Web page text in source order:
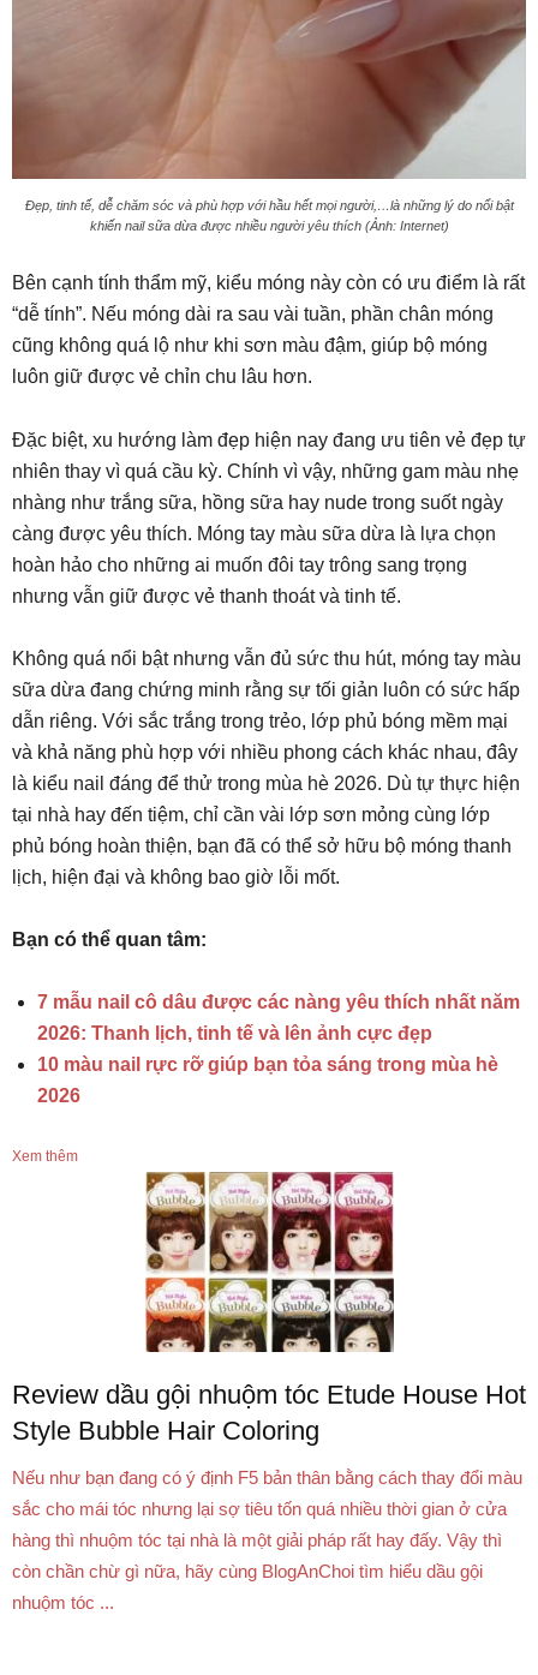
Đẹp, tinh tế, dễ chăm sóc và phù hợp với hầu hết mọi người,…là những lý do nổi bật
khiến nail sữa dừa được nhiều người yêu thích (Ảnh: Internet)
Bên cạnh tính thẩm mỹ, kiểu móng này còn có ưu điểm là rất
“dễ tính”. Nếu móng dài ra sau vài tuần, phần chân móng
cũng không quá lộ như khi sơn màu đậm, giúp bộ móng
luôn giữ được vẻ chỉn chu lâu hơn.
Đặc biệt, xu hướng làm đẹp hiện nay đang ưu tiên vẻ đẹp tự
nhiên thay vì quá cầu kỳ. Chính vì vậy, những gam màu nhẹ
nhàng như trắng sữa, hồng sữa hay nude trong suốt ngày
càng được yêu thích. Móng tay màu sữa dừa là lựa chọn
hoàn hảo cho những ai muốn đôi tay trông sang trọng
nhưng vẫn giữ được vẻ thanh thoát và tinh tế.
Không quá nổi bật nhưng vẫn đủ sức thu hút, móng tay màu
sữa dừa đang chứng minh rằng sự tối giản luôn có sức hấp
dẫn riêng. Với sắc trắng trong trẻo, lớp phủ bóng mềm mại
và khả năng phù hợp với nhiều phong cách khác nhau, đây
là kiểu nail đáng để thử trong mùa hè 2026. Dù tự thực hiện
tại nhà hay đến tiệm, chỉ cần vài lớp sơn mỏng cùng lớp
phủ bóng hoàn thiện, bạn đã có thể sở hữu bộ móng thanh
lịch, hiện đại và không bao giờ lỗi mốt.
Bạn có thể quan tâm:
7 mẫu nail cô dâu được các nàng yêu thích nhất năm
2026: Thanh lịch, tinh tế và lên ảnh cực đẹp
10 màu nail rực rỡ giúp bạn tỏa sáng trong mùa hè
2026
Xem thêm
Review dầu gội nhuộm tóc Etude House Hot
Style Bubble Hair Coloring
Nếu như bạn đang có ý định F5 bản thân bằng cách thay đổi màu
sắc cho mái tóc nhưng lại sợ tiêu tốn quá nhiều thời gian ở cửa
hàng thì nhuộm tóc tại nhà là một giải pháp rất hay đấy. Vậy thì
còn chần chừ gì nữa, hãy cùng BlogAnChoi tìm hiểu dầu gội
nhuộm tóc ...